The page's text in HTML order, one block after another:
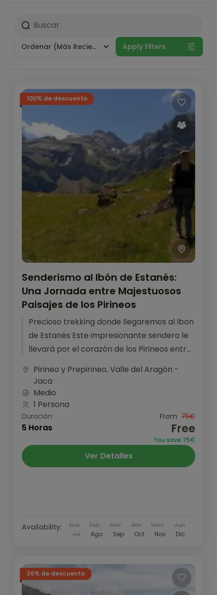
Ordenar (Más Reciente) Apply Filters
100% de descuento
Senderismo al Ibón de Estanés:
Una Jornada entre Majestuosos
Paisajes de los Pirineos
Precioso trekking donde llegaremos al Ibon
de Estanés Este impresionante sendero le
llevará por el corazón de los Pirineos entre
Pirineo y Prepirineo,Valle del Aragón -
Jaca
Medio
1 Persona
Duración
5 Horas
From 75€
Free
You save 75€
Ver Detalles
Availability: Ene Feb Mar Abr May
Jun
Jul
Ago Sep Oct Nov Dic
36% de descuento